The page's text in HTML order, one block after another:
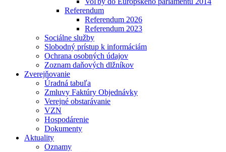
Referendum
Referendum 2026
Referendum 2023
Sociálne služby
Slobodný prístup k informáciám
Ochrana osobných údajov
Zoznam daňových dlžníkov
Zverejňovanie
Úradná tabuľa
Zmluvy Faktúry Objednávky
Verejné obstarávanie
VZN
Hospodárenie
Dokumenty
Aktuality
Oznamy